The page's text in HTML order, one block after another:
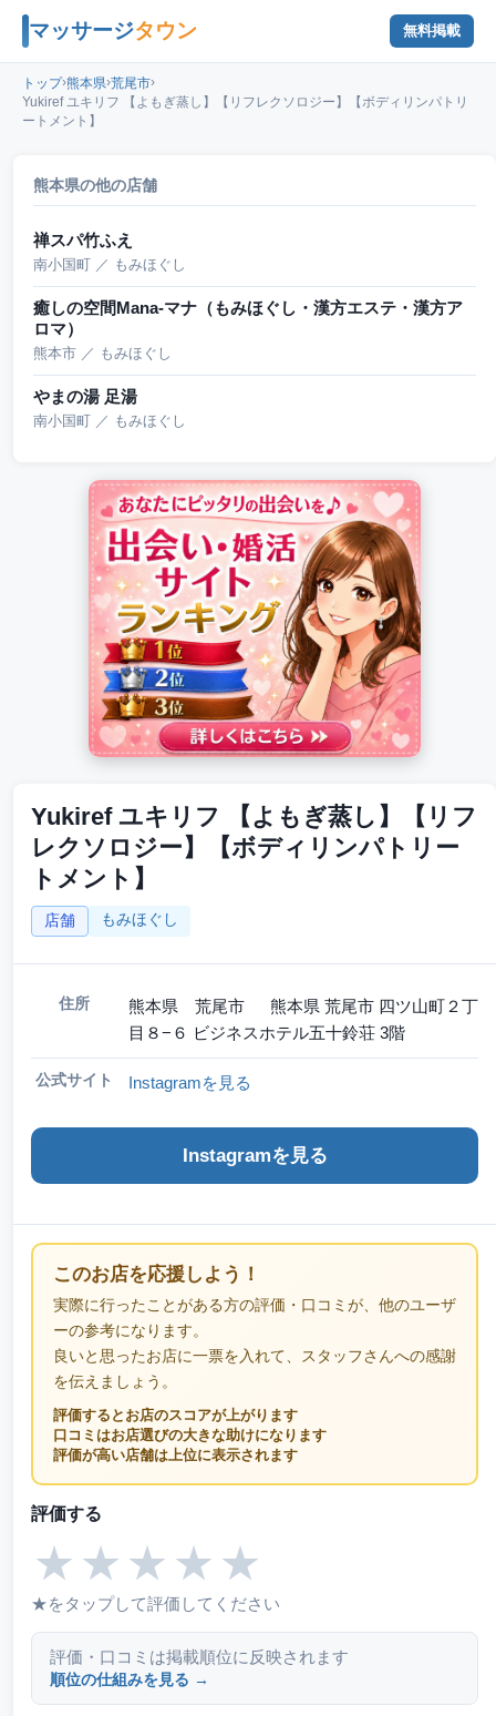
マッサージタウン 無料掲載
トップ›熊本県›荒尾市›
Yukiref ユキリフ 【よもぎ蒸し】【リフレクソロジー】【ボディリンパトリ
ートメント】
Yukiref ユキリフ 【よもぎ蒸し】【リフ
レクソロジー】【ボディリンパトリー
トメント】
店舗 もみほぐし
住所
熊本県 荒尾市 熊本県 荒尾市 四ツ山町２丁
目８−６ ビジネスホテル五十鈴荘 3階
公式サイト Instagramを見る
Instagramを見る
このお店を応援しよう！
実際に行ったことがある方の評価・口コミが、他のユーザ
ーの参考になります。
良いと思ったお店に一票を入れて、スタッフさんへの感謝
を伝えましょう。
評価するとお店のスコアが上がります
口コミはお店選びの大きな助けになります
評価が高い店舗は上位に表示されます
評価する
★ ★ ★ ★ ★
★をタップして評価してください
評価・口コミは掲載順位に反映されます
順位の仕組みを見る →
熊本県の他の店舗
禅スパ竹ふえ
南小国町 ／ もみほぐし
癒しの空間Mana-マナ（もみほぐし・漢方エステ・漢方ア
ロマ）
熊本市 ／ もみほぐし
やまの湯 足湯
南小国町 ／ もみほぐし